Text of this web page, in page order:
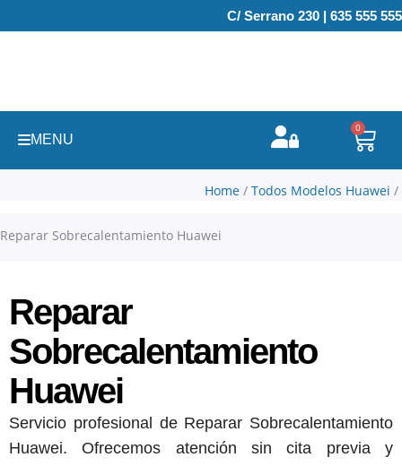
al
C/ Serrano 230 | 635 555 555
MENU
0
Home / Todos Modelos Huawei /
Reparar Sobrecalentamiento Huawei
Reparar
Sobrecalentamiento
Huawei
Servicio profesional de Reparar Sobrecalentamiento
Huawei. Ofrecemos atención sin cita previa y